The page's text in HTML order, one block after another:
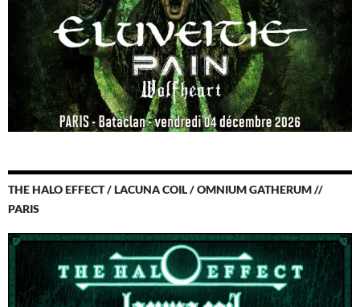
THE HALO EFFECT / LACUNA COIL / OMNIUM GATHERUM //
PARIS